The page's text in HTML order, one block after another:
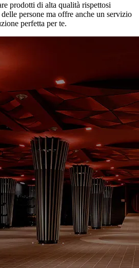
prodotti di alta qualità rispettosi
persone ma offre anche un servizio
perfetta per te.